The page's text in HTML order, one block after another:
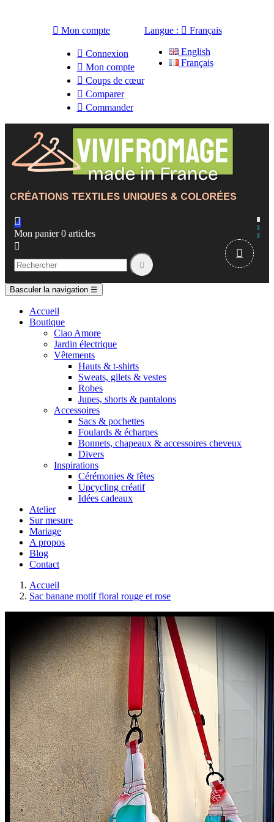
 Mon compte
 Connexion
 Mon compte
 Coups de cœur
 Comparer
 Commander
Langue :  Français
English
Français

Mon panier 0 articles



Basculer la navigation ☰
Accueil
Boutique
Ciao Amore
Jardin électrique
Vêtements
Hauts & t-shirts
Sweats, gilets & vestes
Robes
Jupes, shorts & pantalons
Accessoires
Sacs & pochettes
Foulards & écharpes
Bonnets, chapeaux & accessoires cheveux
Divers
Inspirations
Cérémonies & fêtes
Upcycling créatif
Idées cadeaux
Atelier
Sur mesure
Mariage
A propos
Blog
Contact
Accueil
Sac banane motif floral rouge et rose